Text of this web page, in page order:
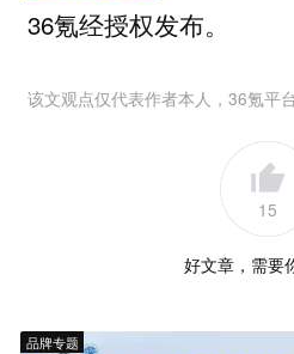
36氪经授权发布。
该文观点仅代表作者本人，36氪平
15
好文章，需要
品牌专题